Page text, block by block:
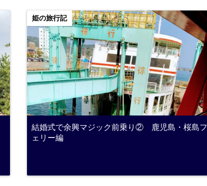
姫の旅行記
結婚式で余興マジック前乗り② 鹿児島・桜島フ
ェリー編